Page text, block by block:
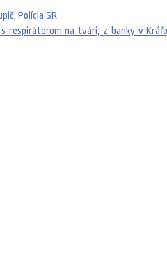
, Polícia SR
respirátorom na tvári, z banky v